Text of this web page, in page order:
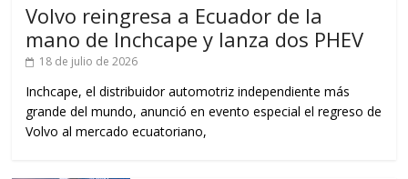
Volvo reingresa a Ecuador de la
mano de Inchcape y lanza dos PHEV
18 de julio de 2026
Inchcape, el distribuidor automotriz independiente más
grande del mundo, anunció en evento especial el regreso de
Volvo al mercado ecuatoriano,